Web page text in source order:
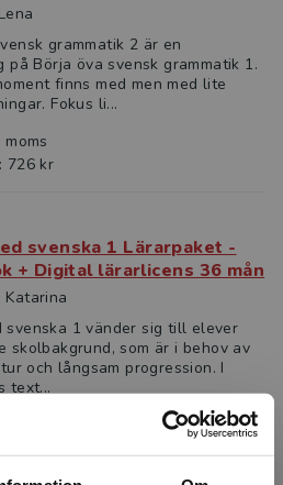
grammatik 2 är en
Börja öva svensk grammatik 1.
finns med men med lite
Fokus li...
moms
726 kr
svenska 1 Lärarpaket -
+ Digital lärarlicens 36 mån
Katarina
svenska 1 vänder sig till elever
skolbakgrund, som är i behov av
och långsam progression. I
text...